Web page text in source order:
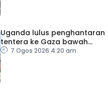
Uganda lulus penghantaran
tentera ke Gaza bawah
pelan pelucutan senjata
7 Ogos 2026 4:20 am